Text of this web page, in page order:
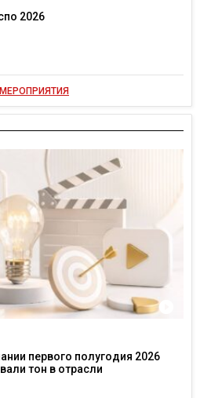
2026
МЕРОПРИЯТИЯ
первого полугодия 2026
тон в отрасли